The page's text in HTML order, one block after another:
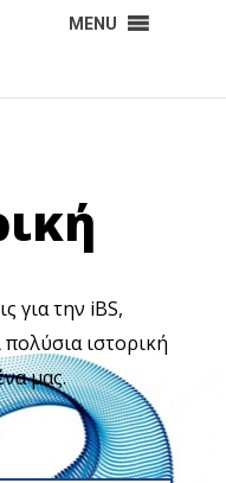
MENU
για την iBS,
ιστορική
μας.